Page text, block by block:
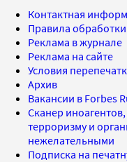
Контактная
Правила обработки
Реклама в журнале
Реклама на сайте
Условия
Архив
Вакансии в Forbes
Сканер
терроризму и
нежелательными
Подписка на